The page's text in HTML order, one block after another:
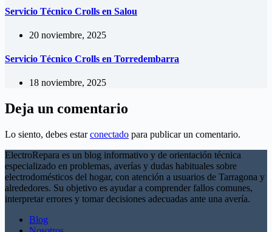
Servicio Técnico Crolls en Salou
20 noviembre, 2025
Servicio Técnico Crolls en Torredembarra
18 noviembre, 2025
Deja un comentario
Lo siento, debes estarconectado para publicar un comentario.
ElectroRepara es un blog informativo y de orientación técnica
especializado en problemas, averías y dudas habituales sobre
electrodomésticos del hogar, con atención a usuarios de Tarragona y
alrededores. Su objetivo es ayudar a comprender fallos comunes,
interpretar errores y tomar decisiones adecuadas ante una avería.
Blog